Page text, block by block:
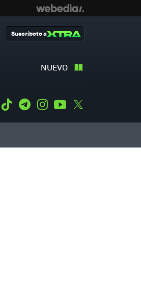
NUEVO
Suscríbete a
WhatsApp
Tiktok TelegramInstagramYoutube